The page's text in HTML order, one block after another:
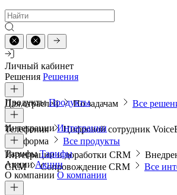
Личный кабинет
Решения Решения
Для отраслей По задачам Все
ПродуктыПродукты
Телефония Цифровой сотрудник
платформа
Все продукты
ИнтеграцииИнтеграции
Интеграции и доработки CRM
CRM
Сопровождение CRM Все
ТарифыТарифы
АкцииАкции
О компании О компании